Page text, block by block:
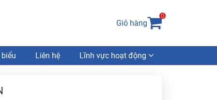
Giỏ hàng
0
Liên hệ Lĩnh vực hoạt động